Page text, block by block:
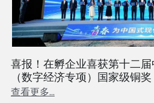
喜报！在孵企业喜获第十二
（数字经济专项）国家级铜奖
查看更多...